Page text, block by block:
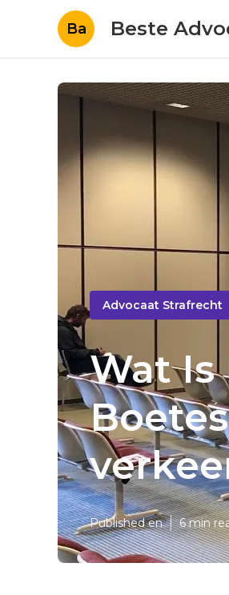
Ba Beste
Advocaat Strafrecht
Wat Is
Published en 6 min